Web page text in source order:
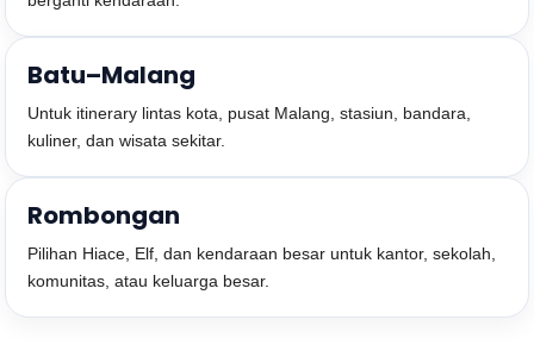
Batu–Malang
Untuk itinerary lintas kota, pusat Malang, stasiun, bandara,
kuliner, dan wisata sekitar.
Rombongan
Pilihan Hiace, Elf, dan kendaraan besar untuk kantor, sekolah,
komunitas, atau keluarga besar.